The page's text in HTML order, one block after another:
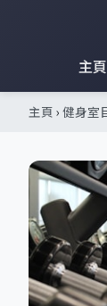
主頁
主頁 › 健身室